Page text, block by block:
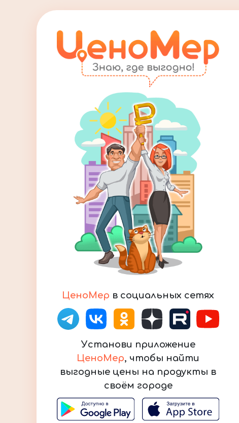
ЦеноМер в социальных сетях
Установи приложение
ЦеноМер, чтобы найти
выгодные цены на продукты в
своём городе